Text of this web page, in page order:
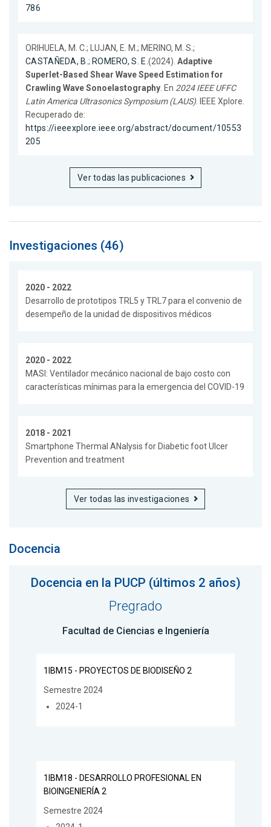
786
ORIHUELA, M. C.; LUJAN, E. M.; MERINO, M. S.;
CASTAÑEDA, B. ; ROMERO, S. E. (2024). Adaptive
Superlet-Based Shear Wave Speed Estimation for
Crawling Wave Sonoelastography . En 2024 IEEE UFFC
Latin America Ultrasonics Symposium (LAUS). IEEE Xplore.
Recuperado de:
https://ieeexplore.ieee.org/abstract/document/10553
205
Ver todas las publicaciones
Investigaciones (46)
2020 - 2022
Desarrollo de prototipos TRL5 y TRL7 para el convenio de
desempeño de la unidad de dispositivos médicos
2020 - 2022
MASI: Ventilador mecánico nacional de bajo costo con
características mínimas para la emergencia del COVID-19
2018 - 2021
Smartphone Thermal ANalysis for Diabetic foot Ulcer
Prevention and treatment
Ver todas las investigaciones
Docencia
Docencia en la PUCP (últimos 2 años)
Pregrado
Facultad de Ciencias e Ingeniería
1IBM15 - PROYECTOS DE BIODISEÑO 2
Semestre 2024
2024-1
1IBM18 - DESARROLLO PROFESIONAL EN
BIOINGENIERÍA 2
Semestre 2024